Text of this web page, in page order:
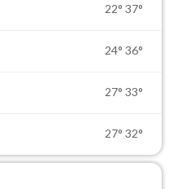
22° 37°
24° 36°
27° 33°
27° 32°